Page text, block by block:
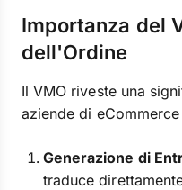
Importanza del
dell'Ordine
Il VMO riveste una
aziende di
Generazione di
traduce